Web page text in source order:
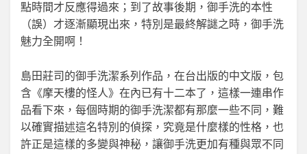
點時間才反應得過來；到了故事後期，御手洗的本性
（誤）才逐漸顯現出來，特別是最終解謎之時，御手洗
魅力全開啊！
島田莊司的御手洗潔系列作品，在台出版的中文版，包
含《摩天樓的怪人》在內已有十二本了，這樣一連串作
品看下來，每個時期的御手洗潔都有那麼一些不同，難
以確實描述這名特別的偵探，究竟是什麼樣的性格，也
許正是這樣的多變與神秘，讓御手洗更加有種與眾不同